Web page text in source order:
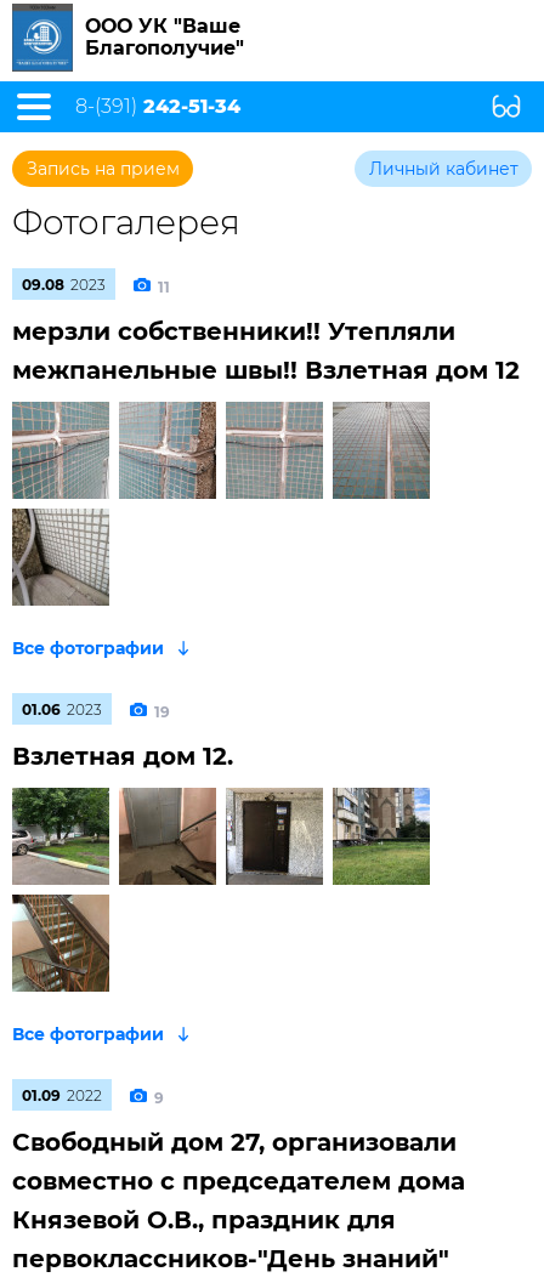
ООО УК "Ваше
Благополучие"
8-(391) 242-51-34
Запись на прием Личный кабинет
Фотогалерея
09.08 2023 11
мерзли собственники!! Утепляли
межпанельные швы!! Взлетная дом 12
01.06 2023 19
Взлетная дом 12.
01.09 2022 9
Свободный дом 27, организовали
совместно с председателем дома
Князевой О.В., праздник для
первоклассников-"День знаний"